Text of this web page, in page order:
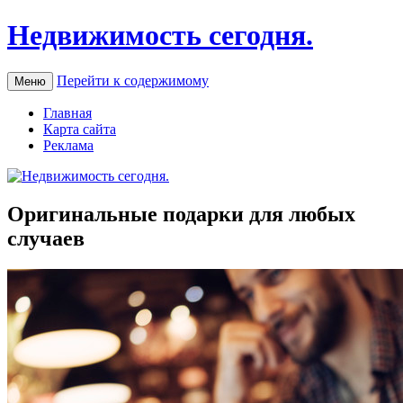
Недвижимость сегодня.
Меню Перейти к содержимому
Главная
Карта сайта
Реклама
Оригинальные подарки для любых
случаев